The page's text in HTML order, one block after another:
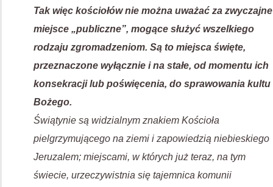
Tak więc kościołów nie można uważać za zwyczajne
miejsce „publiczne”, mogące służyć wszelkiego
rodzaju zgromadzeniom. Są to miejsca święte,
przeznaczone wyłącznie i na stałe, od momentu ich
konsekracji lub poświęcenia, do sprawowania kultu
Bożego.
Świątynie są widzialnym znakiem Kościoła
pielgrzymującego na ziemi i zapowiedzią niebieskiego
Jeruzalem; miejscami, w których już teraz, na tym
świecie, urzeczywistnia się tajemnica komunii